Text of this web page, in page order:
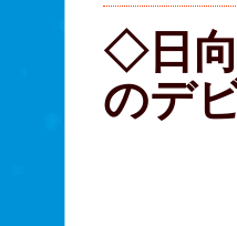
◇日向
のデ